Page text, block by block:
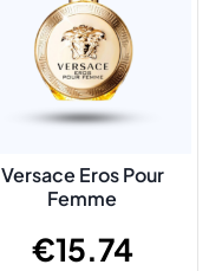
Versace Eros Pour
Femme
€15.74